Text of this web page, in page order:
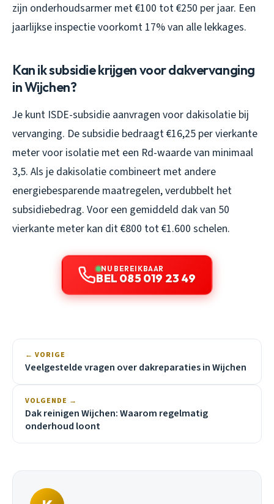
zijn onderhoudsarmer met €100 tot €250 per jaar. Een
jaarlijkse inspectie voorkomt 17% van alle lekkages.
Kan ik subsidie krijgen voor dakvervanging
in Wijchen?
Je kunt ISDE-subsidie aanvragen voor dakisolatie bij
vervanging. De subsidie bedraagt €16,25 per vierkante
meter voor isolatie met een Rd-waarde van minimaal
3,5. Als je dakisolatie combineert met andere
energiebesparende maatregelen, verdubbelt het
subsidiebedrag. Voor een gemiddeld dak van 50
vierkante meter kan dit €800 tot €1.600 schelen.
NU BEREIKBAAR
BEL 085 019 23 49
← VORIGE
Veelgestelde vragen over dakreparaties in Wijchen
VOLGENDE →
Dak reinigen Wijchen: Waarom regelmatig
onderhoud loont